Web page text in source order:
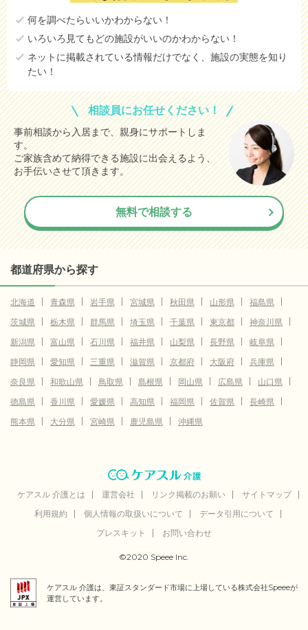
何を調べたらいいかわからない！
いろいろ見てもどの施設がいいのかわからない！
ネットに掲載されている情報だけでなく、施設の実態を知り
たい！
相談員にお任せください！
事前相談から入居まで、親身にサポートしま
す。
ご家族含めて納得できる施設に出会えるよう、
お手伝いさせて頂きます。
無料で相談する
都道府県から探す
北海道 青森県 岩手県 宮城県 秋田県 山形県
福島県
茨城県
栃木県 群馬県 埼玉県 千葉県 東京都
神奈川県
新潟県
富山県 石川県 福井県 山梨県 長野県
岐阜県
静岡県
愛知県 三重県 滋賀県 京都府 大阪府
兵庫県
奈良県
和歌山県 鳥取県 島根県 岡山県 広島県
山口県
徳島県
香川県 愛媛県 高知県 福岡県 佐賀県
長崎県
熊本県
大分県 宮崎県 鹿児島県 沖縄県
ケアスル 介護とは 運営会社 リンク掲載のお願い
サイトマップ
利用規約
個人情報の取扱いについて
データ引用について
プレスキット
お問い合わせ
©2020 Speee Inc.
ケアスル 介護は、東証スタンダード市場に上場している株式会社Speeeが
運営しています。